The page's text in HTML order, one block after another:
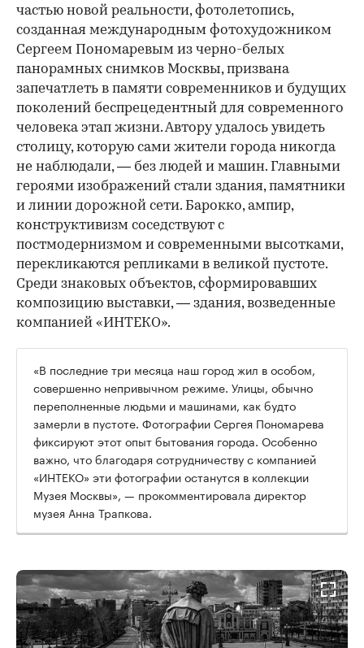
частью новой реальности, фотолетопись,
созданная международным фотохудожником
Сергеем Пономаревым из черно-белых
панорамных снимков Москвы, призвана
запечатлеть в памяти современников и будущих
поколений беспрецедентный для современного
человека этап жизни. Автору удалось увидеть
столицу, которую сами жители города никогда
не наблюдали, — без людей и машин. Главными
героями изображений стали здания, памятники
и линии дорожной сети. Барокко, ампир,
конструктивизм соседствуют с
постмодернизмом и современными высотками,
перекликаются репликами в великой пустоте.
Среди знаковых объектов, сформировавших
композицию выставки, — здания, возведенные
компанией «ИНТЕКО».
«В последние три месяца наш город жил в особом,
совершенно непривычном режиме. Улицы, обычно
переполненные людьми и машинами, как будто
замерли в пустоте. Фотографии Сергея Пономарева
фиксируют этот опыт бытования города. Особенно
важно, что благодаря сотрудничеству с компанией
«ИНТЕКО» эти фотографии останутся в коллекции
Музея Москвы», — прокомментировала директор
музея Анна Трапкова.